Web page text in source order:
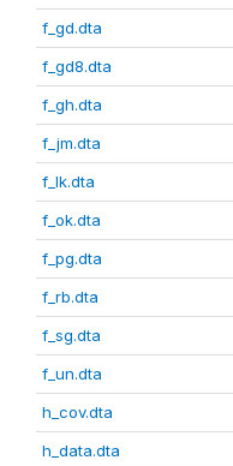
f_gd.dta
f_gd8.dta
f_gh.dta
f_jm.dta
f_lk.dta
f_ok.dta
f_pg.dta
f_rb.dta
f_sg.dta
f_un.dta
h_cov.dta
h_data.dta